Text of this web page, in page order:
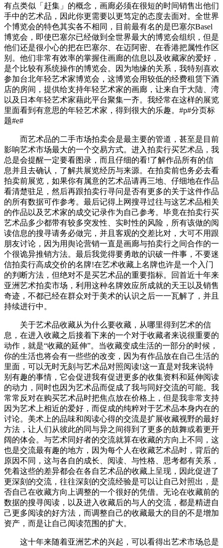
有点类似「赶集」的概念，画廊必须在很短的时间销售出他们
手中的艺术品，因此你更需要以更笃定的态度去面对。全世界
个博览会的特色其实各不相同，目前最有名的是巴塞尔Basel
博览会，即使巴塞尔已经做到全世界最大的博览会组织，但是
他们还是很小心的把在巴塞尔、在迈阿密、在香港把属性作区
别。他们非常有效率的掌握住画廊的信息以及收藏家的爱好，
是个比较有系统操作的博览会。因为地缘的关系，我特别喜欢
参加台北年轻艺术家博览会，这博览会用较低的经费租赁下酒
店的房间，提供给支持年轻艺术家的画廊，让来自于大陆、湾
以及日本年轻艺术家藉此平台聚集一齐。我经常在这样的展览
里面看到有意思的年轻艺术家，得到很大的乐趣。#p#分页标
题#e#
而艺术品的二手市场拍卖会是最主要的管道，甚至是目前
影响艺术市场最大的一个交易方式。进入拍卖行买艺术品，我
总是会提醒一定要看图录，而且仔细的看!了解作品所有的信
息并且去确认，了解共展览经历与来源。在拍卖前也务必去看
拍卖前展览，如果你有属意的艺术品请再三地、仔细地在作品
看清楚驻足，然后再跟拍卖行寻问是否有更多的关于这件作品
的所有数据可作参考。最后记得上网搜寻过往与这艺术品相关
的作品以及艺术家的成交记录作为自己参考。毕竟在拍卖行买
艺术品多少都带有较多突发性、实时性的风险，所有该做的阅
读信息的搜寻请务必做完，并且客观的交差比对，大可不用跟
朋友讨论，因为用舆论营销一直是画廊与拍卖行之间合作的一
个很诡异推销方法。最后我觉得要勇敢的识破一件事，不要迷
信拍卖行高成交价的名牌!在艺术收藏上名牌也许是一个入门
的判断方法，但绝对不是买艺术品的重要指标。回首近十年来
亚洲艺术拍卖市场，利用这种名牌效应所成就的天王以及销售
奇迹，不都已经在群众对于美术的认识之后一一瓦解了，并且
持续进行中。
关于艺术品收藏从为什么要收藏，从哪里得到艺术的信
息，在进入收藏之后接着下来的一个对于收藏者来说很重要的
动作，就是“收藏的延伸”。当收藏变成生活的一部分的时候，
你的生活也将会有一些些的改变，因为有作品放在自己生活的
里面，可以无时无刻与艺术品对照阅读!这一直是对我来说特
别有趣的事情，它会促进我有促进更多的收集资料和延伸阅读
的动力，同时也因为艺术品而促成了我与同好交流的可能。我
常常反对在购买艺术品时把焦点放在价格上，但是我非常支持
因为艺术上相近的爱好，而促成的纯粹对于艺术品本身内在的
讨论。美术上的品味和阅读心得的交流是扩展收藏视野的最好
方法，让人们从彼此的同与异之间得到了更多的鼓舞或着更开
阔的体会。与艺术同好者的交流就算在收藏的方向上不同，这
也是交流最有趣的地方，因为每个人在收藏艺术品时，背后的
原因不同，这与各自的成长、阅读、与性格、思考都有关系，
凭着这些的差异都会在各自艺术品的收藏上呈现，因此促进了
更深刻的交流，往往深刻的交流经验是可以让自己対照出，是
否自己在收藏方向上调整的一个很好的凭借。无论在收藏前的
数据的搜寻阅读，以及进入收藏后的与人的交流，都是精进自
己更多阅读的好方法，而调整自己的收藏最大的目的不是增加
资产，而是让自己阅读范围的扩大。
这十年来随着亚洲艺术的兴起，可以看得出艺术市场总是